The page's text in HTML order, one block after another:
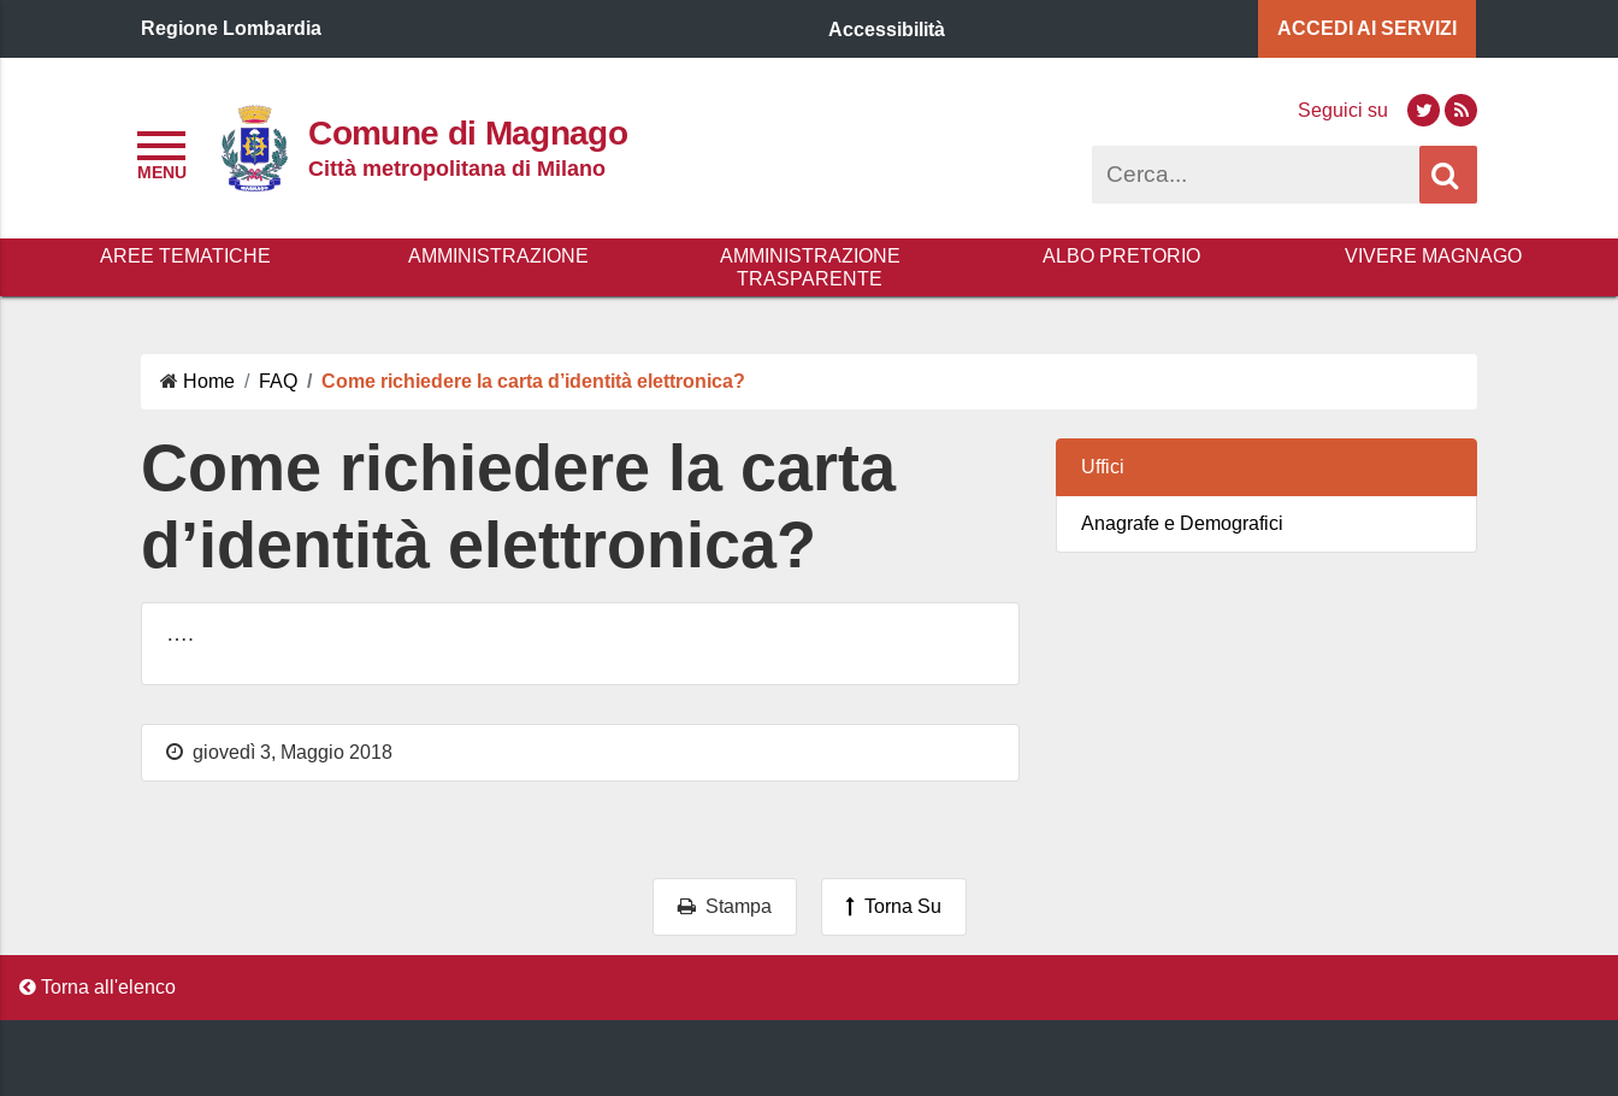
Regione Lombardia Accessibilità ACCEDI AI SERVIZI
Comune di Magnago
Città metropolitana di Milano
Seguici su TwitterRSS
AREE TEMATICHE AMMINISTRAZIONE
AMMINISTRAZIONE
TRASPARENTE
ALBO PRETORIO VIVERE MAGNAGO
Home FAQ Come richiedere la carta d’identità elettronica?
Come richiedere la carta
d’identità elettronica?
….
giovedì 3, Maggio 2018
Uffici
Anagrafe e Demografici
Stampa Torna Su
Torna all'elenco